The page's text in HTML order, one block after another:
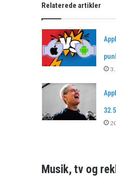
Relaterede artikler
Musik, tv og